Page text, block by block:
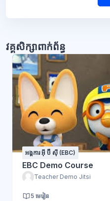
វគ្គសិក្សាពាក់ព័ន្ធ
អង្គការ អ៊ី ប៊ី ស៊ី (EBC)
EBC Demo Course
Teacher Demo Jitsi
5 មេរៀន